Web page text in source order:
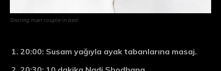
Snoring man couple in bed
20:00: Susam yağıyla ayak tabanlarına masaj.